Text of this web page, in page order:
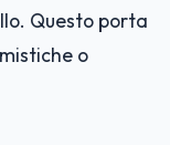
Questo porta
o